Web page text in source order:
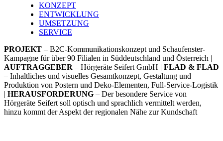
KONZEPT
ENTWICKLUNG
UMSETZUNG
SERVICE
PROJEKT – B2C-Kommunikationskonzept und Schaufenster-
Kampagne für über 90 Filialen in Süddeutschland und Österreich |
AUFTRAGGEBER – Hörgeräte Seifert GmbH | FLAD & FLAD
– Inhaltliches und visuelles Gesamtkonzept, Gestaltung und
Produktion von Postern und Deko-Elementen, Full-Service-Logistik
| HERAUSFORDERUNG – Der besondere Service von
Hörgeräte Seifert soll optisch und sprachlich vermittelt werden,
hinzu kommt der Aspekt der regionalen Nähe zur Kundschaft